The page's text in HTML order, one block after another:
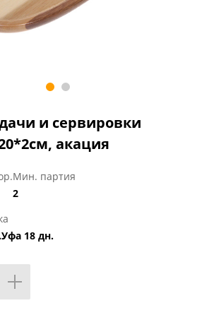
и сервировки
акация
Мин. партия
2
18 дн.